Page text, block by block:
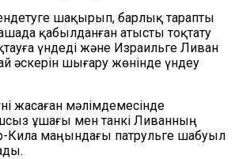
шақырып, барлық тарапты
қабылданған атысты тоқтату
үндеді және Израильге Ливан
әскерін шығару жөнінде үндеу
жасаған мәлімдемесінде
ұшағы мен танкі Ливанның
Кила маңындағы патрульге шабуыл